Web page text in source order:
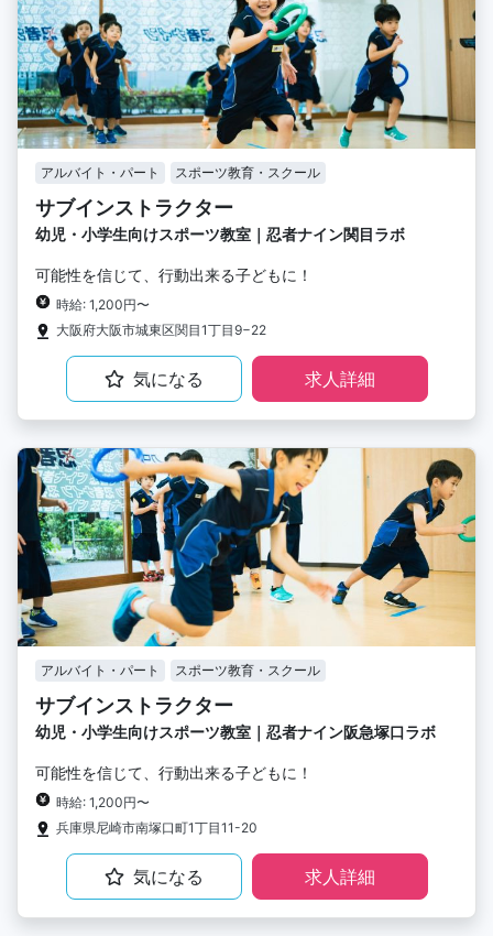
アルバイト・パート スポーツ教育・スクール
サブインストラクター
幼児・小学生向けスポーツ教室｜忍者ナイン関目ラボ
可能性を信じて、行動出来る子どもに！
時給: 1,200円〜
大阪府大阪市城東区関目1丁目9−22
気になる 求人詳細
アルバイト・パート スポーツ教育・スクール
サブインストラクター
幼児・小学生向けスポーツ教室｜忍者ナイン阪急塚口ラボ
可能性を信じて、行動出来る子どもに！
時給: 1,200円〜
兵庫県尼崎市南塚口町1丁目11-20
気になる 求人詳細